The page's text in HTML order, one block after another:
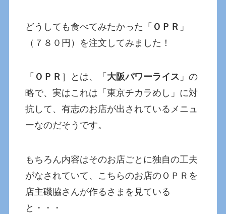
どうしても食べてみたかった「 ＯＰＲ 」
（７８０円）を注文してみました！
「 ＯＰＲ ］とは、「 大阪パワーライス 」の
略で、実はこれは「東京チカラめし」に対
抗して、有志のお店が出されているメニュ
ーなのだそうです。
もちろん内容はそのお店ごとに独自の工夫
がなされていて、こちらのお店のＯＰＲを
店主磯脇さんが作るさまを見ている
と・・・